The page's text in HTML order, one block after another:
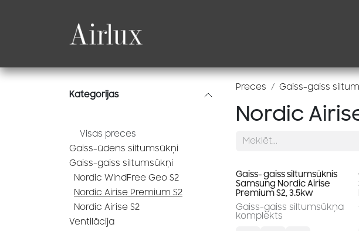
Kategorijas
Visas preces
Gaiss-ūdens siltumsūkņi
Gaiss-gaiss siltumsūkņi
Nordic WindFree Geo S2
Nordic Airise Premium S2
Nordic Airise S2
Ventilācija
Preces Gaiss-gaiss
Nordic
Gaiss- gaiss siltumsūknis
Samsung Nordic Airise
Premium S2, 3.5kw
Gaiss-gaiss siltumsūkņa
komplekts